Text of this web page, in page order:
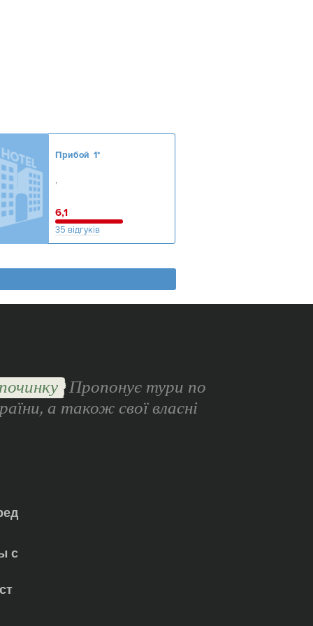
Прибой 1*
,
6,1
35 відгуків
Пропонує тури по
а також свої власні
с